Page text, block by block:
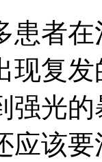
患者
现复
强光
应该